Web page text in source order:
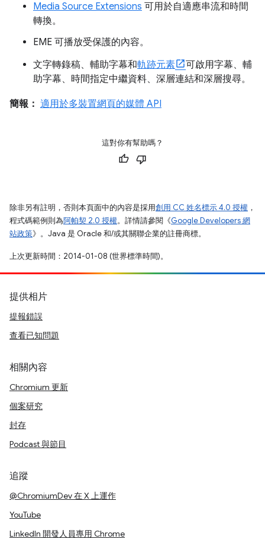
Media Source Extensions 可用於自適應串流和時間
轉換。
EME 可播放受保護的內容。
文字轉錄稿、輔助字幕和軌跡元素
可啟用字幕、輔
助字幕、時間指定中繼資料、深層連結和深層搜尋。
簡報： 適用於多裝置網頁的媒體 API
這對你有幫助嗎？
除非另有註明，否則本頁面中的內容是採用創用 CC 姓名標示 4.0 授權 ，
程式碼範例則為阿帕契 2.0 授權。詳情請參閱《Google Developers 網
站政策》。Java 是 Oracle 和/或其關聯企業的註冊商標。
上次更新時間：2014-01-08 (世界標準時間)。
提供相片
提報錯誤
查看已知問題
相關內容
Chromium 更新
個案研究
封存
Podcast 與節目
追蹤
@ChromiumDev 在 X 上運作
YouTube
LinkedIn 開發人員專用 Chrome